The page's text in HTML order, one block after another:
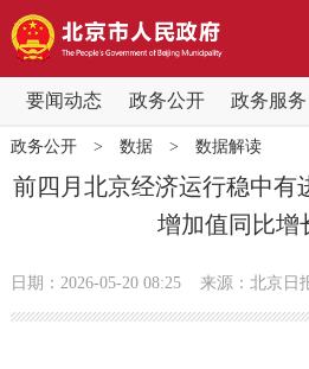
要闻动态 政务公开 政务服务
要闻动态
党中央精神 国务院信息
会议信息
政务公开> 数据> 数据解读
前四月北京经济运行稳中有
增加值同比增
日期：2026-05-20 08:25 来源：北京日